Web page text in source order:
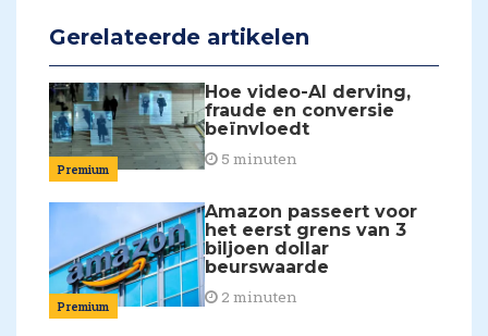
Gerelateerde artikelen
Premium
Hoe video-AI derving,
fraude en conversie
beïnvloedt
5 minuten
Premium
Amazon passeert voor
het eerst grens van 3
biljoen dollar
beurswaarde
2 minuten